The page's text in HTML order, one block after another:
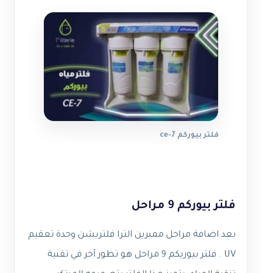
فلتر بيوركم ce-7
فلتر بيوركم 9 مراحل
بعد اضافة مراحل ممبرين الترا فلتريشن وحدة تعقيم
UV . فلتر بيوريكم 9 مراحل هو تطور آخر في تقنية